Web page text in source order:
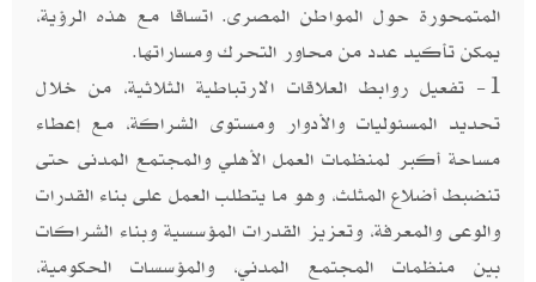
المتمحورة حول المواطن المصرى. اتساقا مع هذه الرؤية،
يمكن تأكيد عدد من محاور التحرك ومساراتها.
1- تفعيل روابط العلاقات الارتباطية الثلاثية، من خلال
تحديد المسئوليات والأدوار ومستوى الشراكة، مع إعطاء
مساحة أكبر لمنظمات العمل الأهلي والمجتمع المدنى حتى
تنضبط أضلاع المثلث، وهو ما يتطلب العمل على بناء القدرات
والوعى والمعرفة، وتعزيز القدرات المؤسسية وبناء الشراكات
بين منظمات المجتمع المدني، والمؤسسات الحكومية،